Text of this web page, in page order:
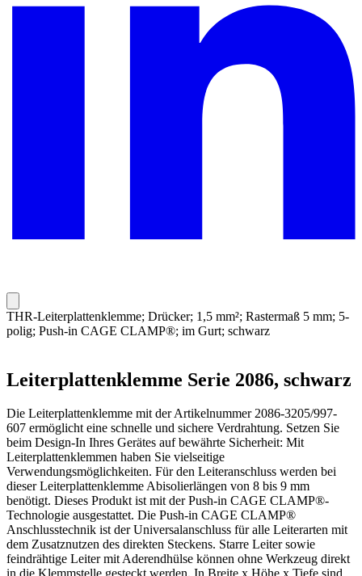
THR-Leiterplattenklemme; Drücker; 1,5 mm²; Rastermaß 5 mm; 5-
polig; Push-in CAGE CLAMP®; im Gurt; schwarz
Leiterplattenklemme Serie 2086, schwarz
Die Leiterplattenklemme mit der Artikelnummer 2086-3205/997-
607 ermöglicht eine schnelle und sichere Verdrahtung. Setzen Sie
beim Design-In Ihres Gerätes auf bewährte Sicherheit: Mit
Leiterplattenklemmen haben Sie vielseitige
Verwendungsmöglichkeiten. Für den Leiteranschluss werden bei
dieser Leiterplattenklemme Abisolierlängen von 8 bis 9 mm
benötigt. Dieses Produkt ist mit der Push-in CAGE CLAMP®-
Technologie ausgestattet. Die Push-in CAGE CLAMP®
Anschlusstechnik ist der Universalanschluss für alle Leiterarten mit
dem Zusatznutzen des direkten Steckens. Starre Leiter sowie
feindrähtige Leiter mit Aderendhülse können ohne Werkzeug direkt